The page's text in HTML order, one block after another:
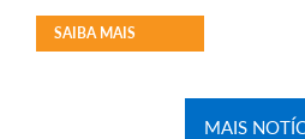
SAIBA MAIS
MAIS